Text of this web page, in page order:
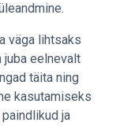
väga lihtsaks
eelnevalt
täita ning
kasutamiseks
ja